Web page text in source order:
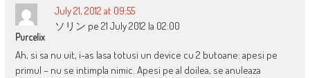
Purcelix
July 21, 2012 at 09:55
ソリン pe 21 July 2012 la 02:00
Ah, si sa nu uit, i-as lasa totusi un device cu 2 butoane: apesi pe
primul – nu se intimpla nimic. Apesi pe al doilea, se anuleaza